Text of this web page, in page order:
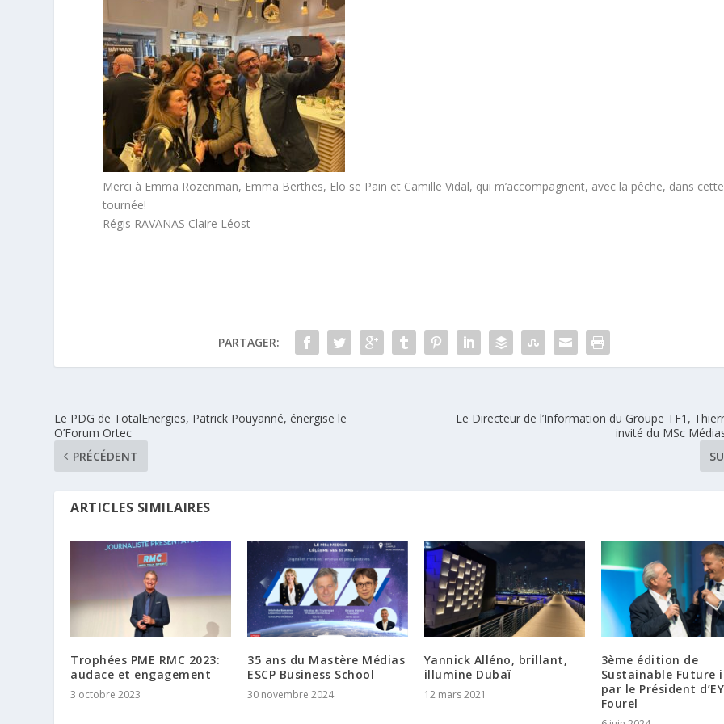
Merci à Emma Rozenman, Emma Berthes, Eloïse Pain et Camille Vidal, qui m’accompagnent, avec la pêche, dans cette
tournée!
Régis RAVANAS Claire Léost
PARTAGER:
Le PDG de TotalEnergies, Patrick Pouyanné, énergise le
O’Forum Ortec
PRÉCÉDENT
Le Directeur de l’Information du Groupe TF1,
invité du MSc
ARTICLES SIMILAIRES
Trophées PME RMC 2023:
audace et engagement
3 octobre 2023
35 ans du Mastère Médias
ESCP Business School
30 novembre 2024
Yannick Alléno, brillant,
illumine Dubaï
12 mars 2021
3ème édition de
Sustainable Future
par le Président
Fourel